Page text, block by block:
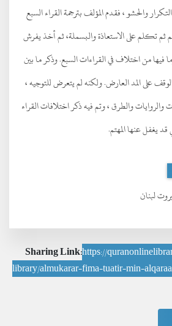
لبنان
والحشو ، فقدم المؤلف بترجمة القراء السبع
ثم تكلم على الاستعاذة والبسملة، ثم أخذ يفرش
من اختلاف في القراءات السبع. وذكر ما بين
على المد العارض. ولكنه لم يتعرض للتوجيه ،
والروايات والطرق ، وتم فيه ذكر اختلافات القراء
قد يغفل عنها المهتم.
Sharing Link:https://
library/almukarar-fima-tuatir-min-